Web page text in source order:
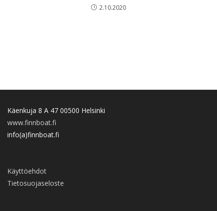
2.10.2020
Käenkuja 8 A 47 00500 Helsinki
www.finnboat.fi
info(a)finnboat.fi
Käyttöehdot
Tietosuojaseloste